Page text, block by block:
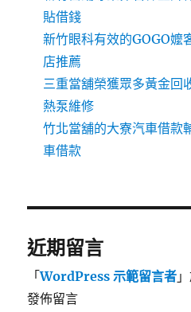
貼借錢
新竹眼科有效的GOGO嬤
店推薦
三重當舖榮獲眾多黃金回
熱泵維修
竹北當舖的大寮汽車借款
車借款
近期留言
「WordPress 示範留言者
發佈留言